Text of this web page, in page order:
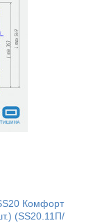
Комфорт
(SS20.11П/